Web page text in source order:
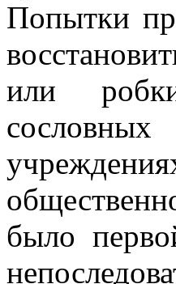
Попытки
или
было